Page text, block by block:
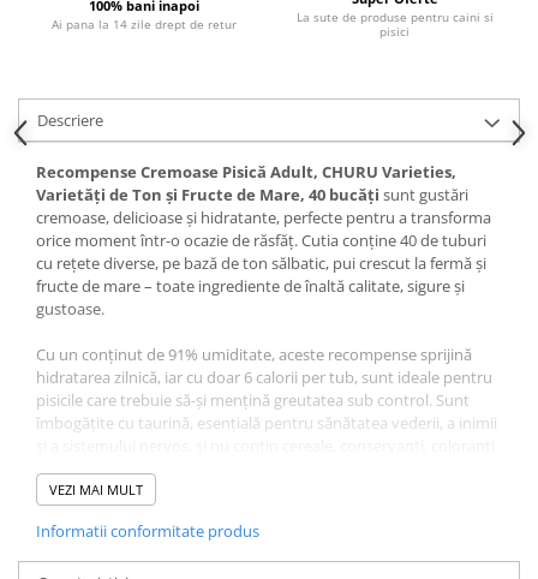
Cremoase
Proteice
Umede
Îngrijire Pisici
Așternut Igienic Pisici
Igienă Pisici
Antiparazitare Pisici
Vitamine Pisici
Accesorii Pisici
Culcușuri & Saltele Pisici
Ansambluri Pisici
Castroane & Adapatori Pisici
Cuști & Genți Pisici
Litiere Pisici
Jucării Pisici
100% bani inapoi
Ai pana la 14 zile drept de retur
La sute de produse pentru caini si
pisici
Descriere
Recompense Cremoase Pisică Adult, CHURU Varieties,
Varietăți de Ton și Fructe de Mare, 40 bucăți sunt gustări
cremoase, delicioase și hidratante, perfecte pentru a transforma
orice moment într-o ocazie de răsfăț. Cutia conține 40 de tuburi
cu rețete diverse, pe bază de ton sălbatic, pui crescut la fermă și
fructe de mare – toate ingrediente de înaltă calitate, sigure și
gustoase.
Cu un conținut de 91% umiditate, aceste recompense sprijină
hidratarea zilnică, iar cu doar 6 calorii per tub, sunt ideale pentru
pisicile care trebuie să-și mențină greutatea sub control. Sunt
îmbogățite cu taurină, esențială pentru sănătatea vederii, a inimii
artificiali sau carrageenan – fiind bine tolerate chiar și de pisicile
sensibile.
Recompensele pot fi oferite direct din tub, ca topper peste hrană
sau pentru a masca medicamentele. Sunt potrivite pentru pisici
VEZI MAI MULT
Informatii conformitate produs